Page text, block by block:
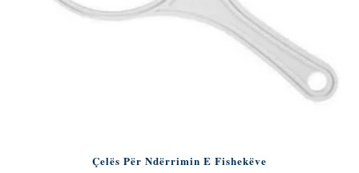
Çelës Për Ndërrimin E Fishekëve